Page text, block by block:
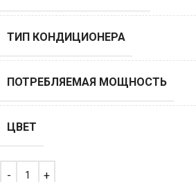
ТИП КОНДИЦИОНЕРА
ПОТРЕБЛЯЕМАЯ МОЩНОСТЬ
ЦВЕТ